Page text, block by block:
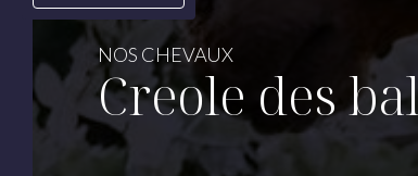
NOS CHEVAUX
Creole des